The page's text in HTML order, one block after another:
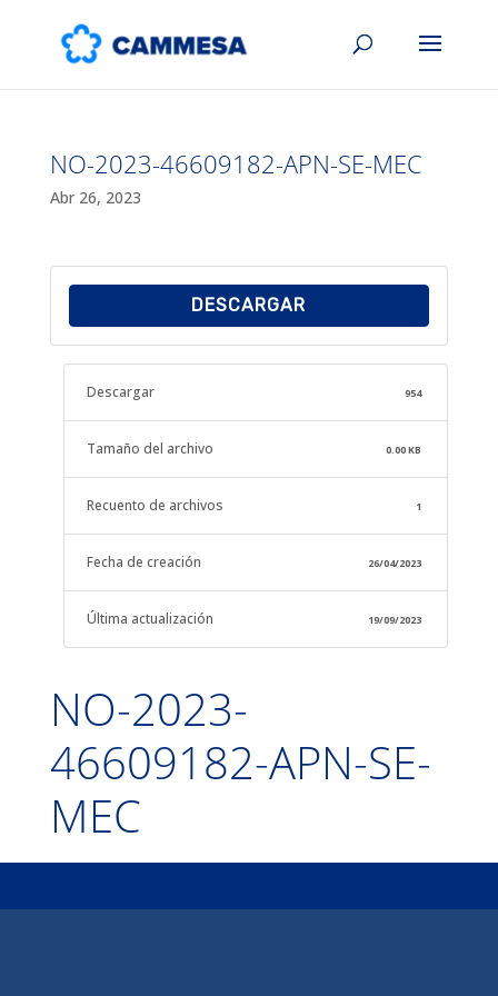
NO-2023-46609182-APN-SE-MEC
Abr 26, 2023
DESCARGAR
Descargar 954
Tamaño del archivo 0.00 KB
Recuento de archivos 1
Fecha de creación 26/04/2023
Última actualización 19/09/2023
NO-2023-
46609182-APN-SE-
MEC